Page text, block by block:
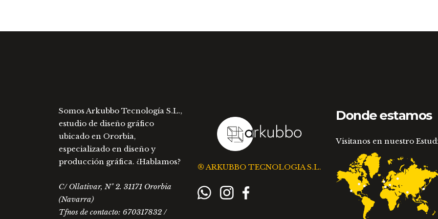
Somos Arkubbo Tecnología S.L.,
estudio de diseño gráfico
ubicado en Ororbia,
especializado en diseño y
producción gráfica. ¿Hablamos?
C/ Ollativar, Nº 2. 31171 Ororbia
(Navarra)
Tfnos de contacto: 670317832 /
® ARKUBBO TECNOLOGIA S.L.
Donde estamos
Visitanos en nuestro